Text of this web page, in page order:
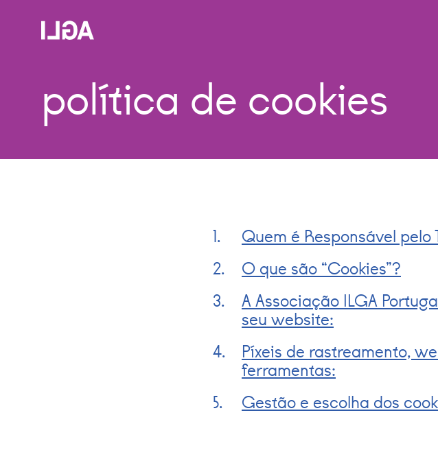
política de cookies
Quem é Responsável pelo
O que são “Cookies”?
A Associação ILGA
seu website:
Píxeis de rastreamento,
ferramentas:
Gestão e escolha dos